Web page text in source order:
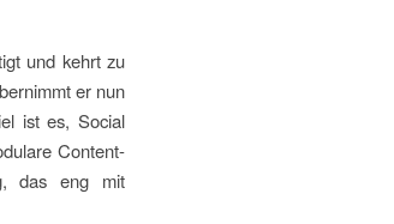
und kehrt zu
er nun
ist es, Social
Content-
das eng mit